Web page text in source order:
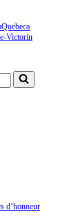
Victorin
d’honneur